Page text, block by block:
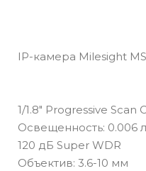
IP-камера Milesight
1/1.8" Progressive Scan
Освещенность: 0.006
120 дБ Super WDR
Объектив: 3.6-10 мм